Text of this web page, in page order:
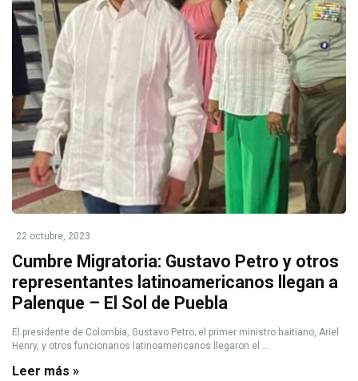
22 octubre, 2023
Cumbre Migratoria: Gustavo Petro y otros
representantes latinoamericanos llegan a
Palenque – El Sol de Puebla
El presidente de Colombia, Gustavo Petro; el primer ministro haitiano, Ariel
Henry, y otros funcionarios latinoamericanos llegaron el ...
Leer más »